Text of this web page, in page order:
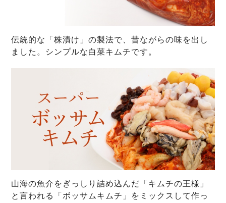
伝統的な「株漬け」の製法で、昔ながらの味を出し
ました。シンプルな白菜キムチです。
山海の魚介をぎっしり詰め込んだ「キムチの王様」
と言われる「ボッサムキムチ」をミックスして作っ